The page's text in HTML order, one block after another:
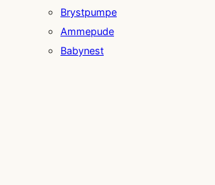
Brystpumpe
Ammepude
Babynest